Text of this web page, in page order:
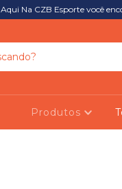
Aqui Na CZB Esporte você
Produtos